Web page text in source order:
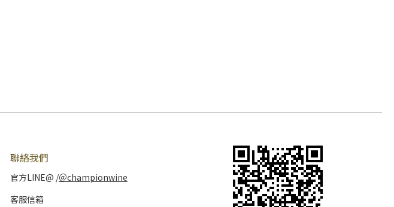
聯絡我們
官方LINE@ /＠championwine
客服信箱